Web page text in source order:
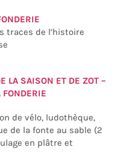
traces de l’histoire
LA SAISON ET DE ZOT –
FONDERIE
de vélo, ludothèque,
de la fonte au sable (2
en plâtre et